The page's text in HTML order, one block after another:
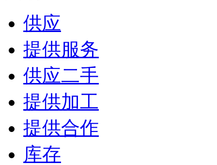
供应
提供服务
供应二手
提供加工
提供合作
库存